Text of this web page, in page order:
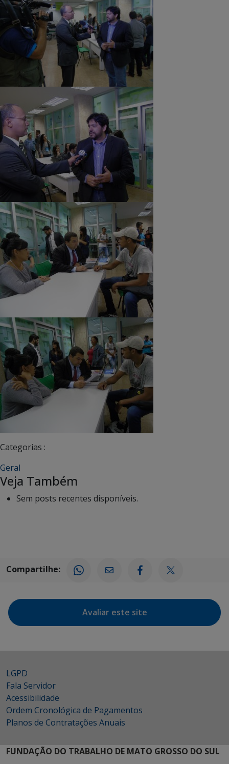
Categorias :
Geral
Veja Também
Sem posts recentes disponíveis.
Compartilhe:
Avaliar este site
LGPD
Fala Servidor
Acessibilidade
Ordem Cronológica de Pagamentos
Planos de Contratações Anuais
FUNDAÇÃO DO TRABALHO DE MATO GROSSO DO SUL